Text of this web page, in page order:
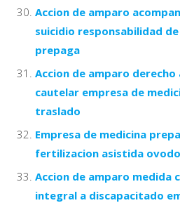
Accion de amparo
suicidio responsabilidad
prepaga
Accion de amparo derecho
cautelar empresa de
traslado
Empresa de medicina
fertilizacion asistida
Accion de amparo medida
integral a discapacitado